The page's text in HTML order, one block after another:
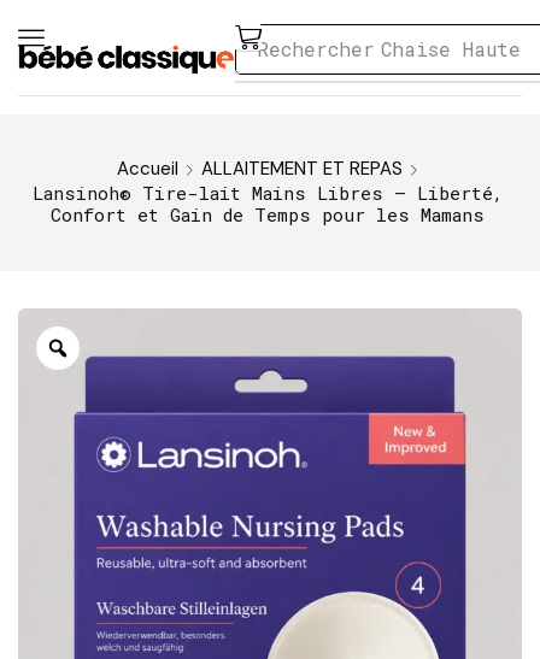
Rechercher Chaise Haute
Accueil
ALLAITEMENT ET REPAS
Lansinoh® Tire-lait Mains Libres – Liberté,
Confort et Gain de Temps pour les Mamans